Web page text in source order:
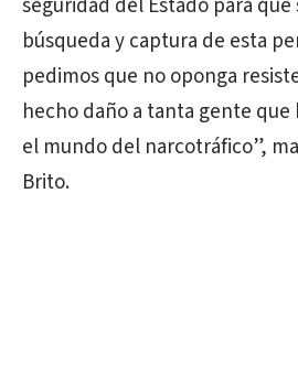
seguridad del Estado para
búsqueda y captura de esta
pedimos que no oponga
hecho daño a tanta gente
el mundo del narcotráfico”,
Brito.